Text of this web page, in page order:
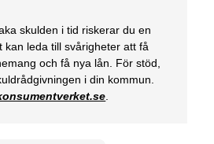
skulden i tid riskerar du en
kan leda till svårigheter att få
och få nya lån. För stöd,
i din kommun.